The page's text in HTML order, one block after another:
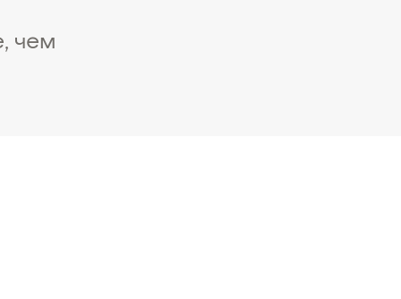
чем